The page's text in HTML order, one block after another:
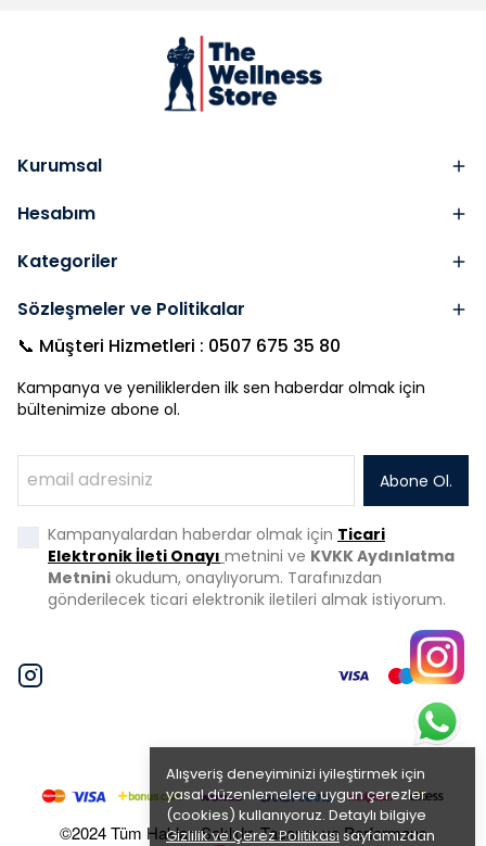
Alışveriş deneyiminizi iyileştirmek için
yasal düzenlemelere uygun çerezler
(cookies) kullanıyoruz. Detaylı bilgiye
Gizlilik ve Çerez Politikasısayfamızdan
Kurumsal
Hesabım
Kategoriler
Sözleşmeler ve Politikalar
📞 Müşteri Hizmetleri : 0507 675 35 80
Kampanya ve yeniliklerden ilk sen haberdar olmak için
bültenimize abone ol.
Abone Ol.
Kampanyalardan haberdar olmak için Ticari
Elektronik İleti Onayı metnini ve KVKK Aydınlatma
Metnini okudum, onaylıyorum. Tarafınızdan
gönderilecek ticari elektronik iletileri almak istiyorum.
©2024 Tüm Hakları Saklıdır. Tasarım ve Performans